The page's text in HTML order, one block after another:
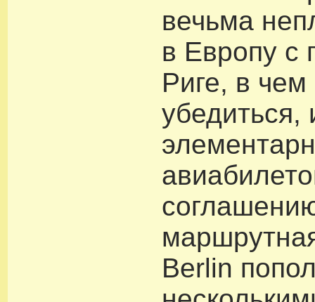
вечьма
в Европу с
Риге, в
убедиться,
Berlin